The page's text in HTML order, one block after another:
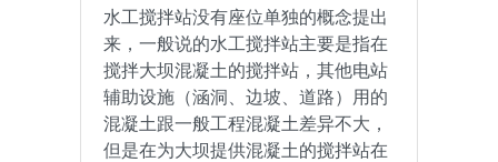
水工搅拌站没有座位单独的概念提出
来，一般说的水工搅拌站主要是指在
搅拌大坝混凝土的搅拌站，其他电站
辅助设施（涵洞、边坡、道路）用的
混凝土跟一般工程混凝土差异不大，
但是在为大坝提供混凝土的搅拌站在